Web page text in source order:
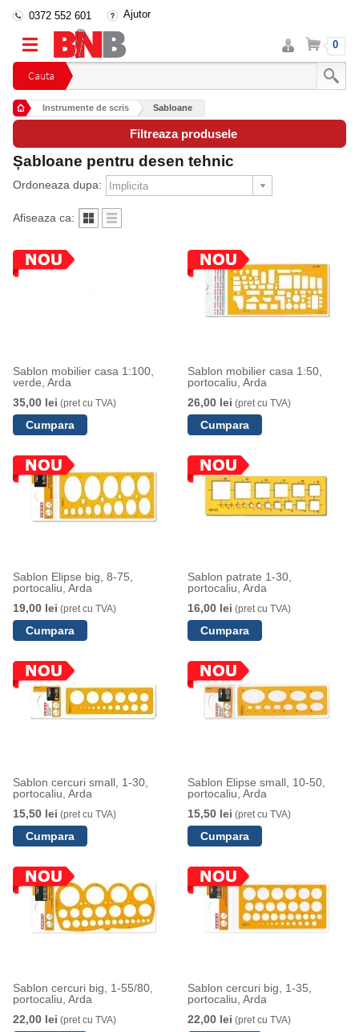
Cauta
0372 552 601 Ajutor
Intra
in
cont
Cos 0
Instrumente de scris Sabloane
Filtreaza produsele
Șabloane pentru desen tehnic
Ordoneaza dupa:
Afiseaza ca:
Sablon mobilier casa 1:100,
verde, Arda
35,00 lei (pret cu TVA)
Sablon mobilier casa 1:50,
portocaliu, Arda
26,00 lei (pret cu TVA)
Sablon Elipse big, 8-75,
portocaliu, Arda
19,00 lei (pret cu TVA)
Sablon patrate 1-30,
portocaliu, Arda
16,00 lei (pret cu TVA)
Sablon cercuri small, 1-30,
portocaliu, Arda
15,50 lei (pret cu TVA)
Sablon Elipse small, 10-50,
portocaliu, Arda
15,50 lei (pret cu TVA)
Sablon cercuri big, 1-55/80,
portocaliu, Arda
22,00 lei (pret cu TVA)
Sablon cercuri big, 1-35,
portocaliu, Arda
22,00 lei (pret cu TVA)